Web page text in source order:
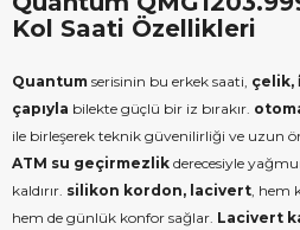
Kol Saati Özellikleri
Quantum serisinin bu erkek saati, çelik,
çapıyla bilekte güçlü bir iz bırakır.
ile birleşerek teknik güvenilirliği ve uzun
ATM su geçirmezlik derecesiyle
kaldırır. silikon kordon, lacivert ,
hem de günlük konfor sağlar. Lacivert